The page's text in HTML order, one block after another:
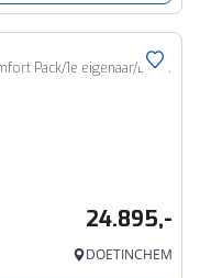
Sedan Exclusive-line 2.0 e-Sky-G 150pk Comfort Pack/1e eigenaar/Dealeronderhouden/Navi/HUD/Airco/Keyless/Leder
24.895,-
DOETINCHEM